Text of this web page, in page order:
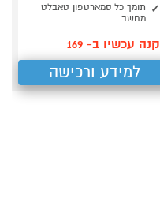
תומך כל סמארטפון טאבלט
מחשב
קנה עכשיו ב- 169
למידע ורכישה